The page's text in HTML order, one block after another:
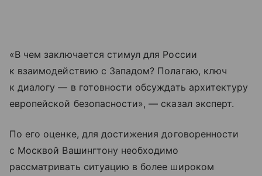
«В чем заключается стимул для России
к взаимодействию с Западом? Полагаю, ключ
к диалогу — в готовности обсуждать архитектуру
европейской безопасности», — сказал эксперт.
По его оценке, для достижения договоренности
с Москвой Вашингтону необходимо
рассматривать ситуацию в более широком